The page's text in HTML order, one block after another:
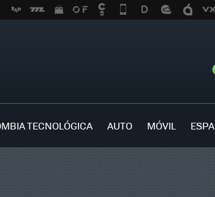
TECNOLÓGICA AUTO MÓVIL